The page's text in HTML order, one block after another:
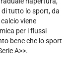
di tutto lo sport, da
viene
per i flussi
bene che lo sport
A>>.